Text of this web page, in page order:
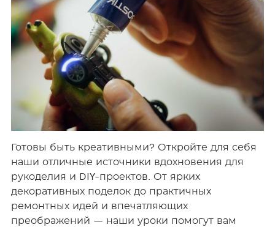
Готовы быть креативными? Откройте для себя
наши отличные источники вдохновения для
рукоделия и DIY-проектов. От ярких
декоративных поделок до практичных
ремонтных идей и впечатляющих
преображений — наши уроки помогут вам